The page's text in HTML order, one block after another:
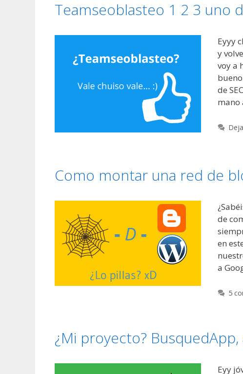
Teamseoblasteo 1 2 3 uno
Eyyy
y
voy a
de
mano
Como montar una red de
de
en
a
5
¿Mi proyecto? BusquedApp,
Eyy